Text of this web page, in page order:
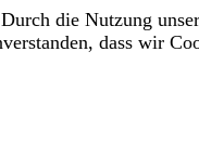
die Nutzung
dass wir